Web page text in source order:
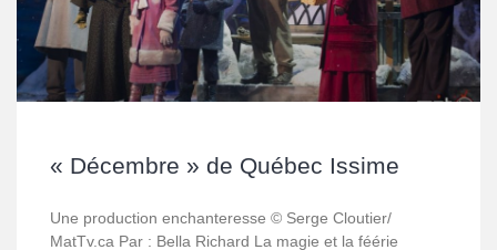
« Décembre » de Québec Issime
Une production enchanteresse © Serge Cloutier/
MatTv.ca Par : Bella Richard La magie et la féérie